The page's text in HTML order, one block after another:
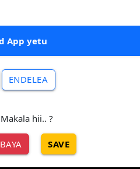
App yetu
ENDELEA
hii.. ?
SAVE